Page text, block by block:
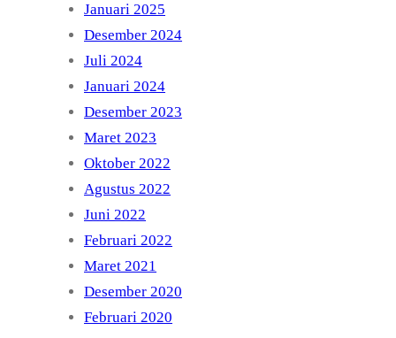
Januari 2025
Desember 2024
Juli 2024
Januari 2024
Desember 2023
Maret 2023
Oktober 2022
Agustus 2022
Juni 2022
Februari 2022
Maret 2021
Desember 2020
Februari 2020